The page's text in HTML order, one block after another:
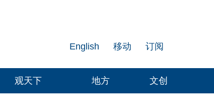
订阅
移动
English
观天下 地方 文创